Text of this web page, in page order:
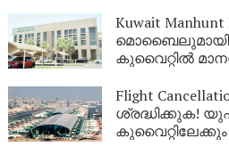
Kuwait
മൊബൈലുമായി
കുവൈറ്റിൽ
യുവാവിനായി
Flight
ശ്രദ്ധിക്കുക!